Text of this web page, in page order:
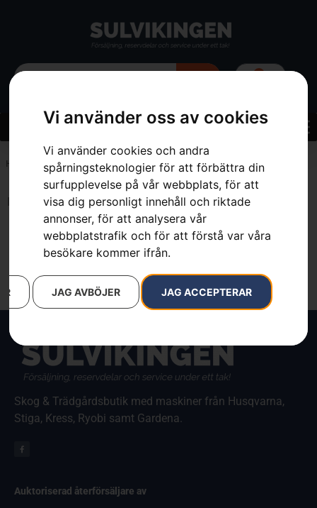
Vi använder oss av cookies
Vi använder cookies och andra
spårningsteknologier för att förbättra din
surfupplevelse på vår webbplats, för att
visa dig personligt innehåll och riktade
annonser, för att analysera vår
webbplatstrafik och för att förstå var våra
besökare kommer ifrån.
JAG ACCEPTERAR
JAG AVBÖJER
0
Hem Webbutik»Ryggsäck
Inga resultat.
Skog & Trädgårdsbutik med maskiner från Husqvarna,
Stiga, Kress, Ryobi samt Gardena.
Auktoriserad återförsäljare av